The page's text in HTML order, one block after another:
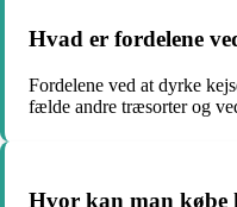
Hvad er fordelene
Fordelene ved at dyrke
fælde andre træsorter og
Hvor kan man købe